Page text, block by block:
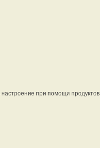
при помощи продуктов